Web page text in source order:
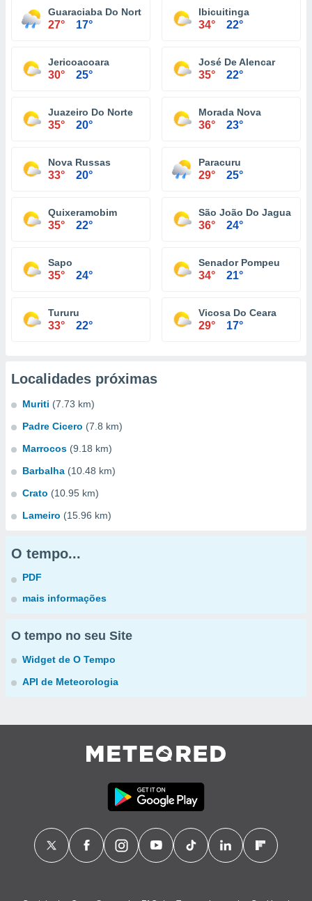
Guaraciaba Do Norte
27° 17°
Ibicuitinga
34° 22°
Jericoacoara
30° 25°
José De Alencar
35° 22°
Juazeiro Do Norte
35° 20°
Morada Nova
36° 23°
Nova Russas
33° 20°
Paracuru
29° 25°
Quixeramobim
35° 22°
São João Do Jaguaribe
36° 24°
Sapo
35° 24°
Senador Pompeu
34° 21°
Tururu
33° 22°
Vicosa Do Ceara
29° 17°
Localidades próximas
Muriti (7.73 km)
Padre Cicero (7.8 km)
Marrocos (9.18 km)
Barbalha (10.48 km)
Crato (10.95 km)
Lameiro (15.96 km)
O tempo...
PDF
mais informações
O tempo no seu Site
Widget de O Tempo
API de Meteorologia